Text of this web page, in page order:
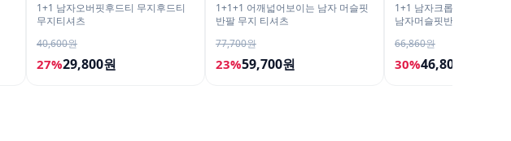
1+1 남자오버핏후드티 무지후드티
무지티셔츠
40,600원
27%29,800원
1+1+1 어깨넓어보이는 남자 머슬핏
반팔 무지 티셔츠
77,700원
23%59,700원
1+1 남자크롭티 머슬핏반
남자머슬핏반팔티
66,860원
30%46,800원